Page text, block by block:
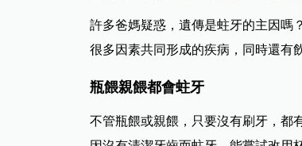
許多爸媽疑惑，遺傳是蛀牙的主因嗎
很多因素共同形成的疾病，同時還有
瓶餵親餵都會蛀牙
不管瓶餵或親餵，只要沒有刷牙，都